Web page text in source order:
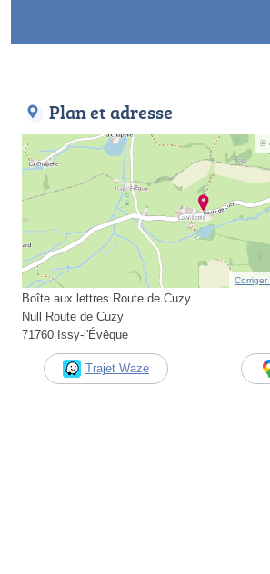
Plan et adresse
©
Corriger
Boîte aux lettres Route de Cuzy
Null Route de Cuzy
71760 Issy-l'Évêque
Trajet Waze